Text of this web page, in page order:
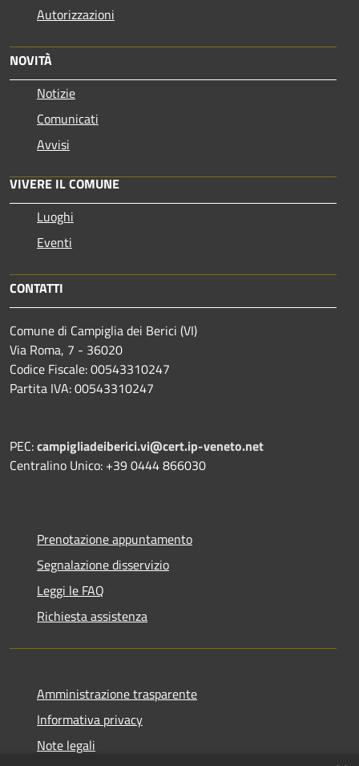
Autorizzazioni
NOVITÀ
Notizie
Comunicati
Avvisi
VIVERE IL COMUNE
Luoghi
Eventi
CONTATTI
Comune di Campiglia dei Berici (VI)
Via Roma, 7 - 36020
Codice Fiscale: 00543310247
Partita IVA: 00543310247
PEC:campigliadeiberici.vi@cert.ip-veneto.net
Centralino Unico: +39 0444 866030
Prenotazione appuntamento
Segnalazione disservizio
Leggi le FAQ
Richiesta assistenza
Amministrazione trasparente
Informativa privacy
Note legali